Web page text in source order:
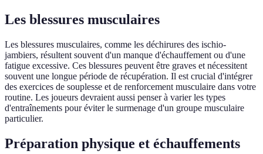
Les blessures musculaires
Les blessures musculaires, comme les déchirures des ischio-
jambiers, résultent souvent d'un manque d'échauffement ou d'une
fatigue excessive. Ces blessures peuvent être graves et nécessitent
souvent une longue période de récupération. Il est crucial d'intégrer
des exercices de souplesse et de renforcement musculaire dans votre
routine. Les joueurs devraient aussi penser à varier les types
d'entraînements pour éviter le surmenage d'un groupe musculaire
particulier.
Préparation physique et échauffements